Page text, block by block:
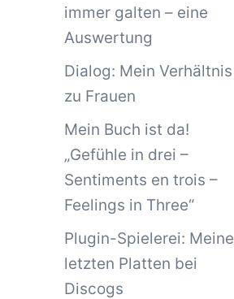
immer galten – eine
Auswertung
Dialog: Mein Verhältnis
zu Frauen
Mein Buch ist da!
„Gefühle in drei –
Sentiments en trois –
Feelings in Three“
Plugin-Spielerei: Meine
letzten Platten bei
Discogs